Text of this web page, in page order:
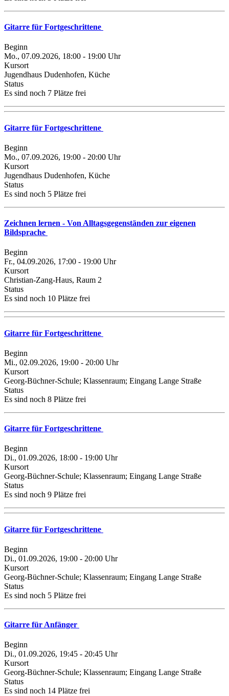
Gitarre für Fortgeschrittene
Beginn
Mo., 07.09.2026, 18:00 - 19:00 Uhr
Kursort
Jugendhaus Dudenhofen, Küche
Status
Es sind noch 7 Plätze frei
Gitarre für Fortgeschrittene
Beginn
Mo., 07.09.2026, 19:00 - 20:00 Uhr
Kursort
Jugendhaus Dudenhofen, Küche
Status
Es sind noch 5 Plätze frei
Zeichnen lernen - Von Alltagsgegenständen zur eigenen
Bildsprache
Beginn
Fr., 04.09.2026, 17:00 - 19:00 Uhr
Kursort
Christian-Zang-Haus, Raum 2
Status
Es sind noch 10 Plätze frei
Gitarre für Fortgeschrittene
Beginn
Mi., 02.09.2026, 19:00 - 20:00 Uhr
Kursort
Georg-Büchner-Schule; Klassenraum; Eingang Lange Straße
Status
Es sind noch 8 Plätze frei
Gitarre für Fortgeschrittene
Beginn
Di., 01.09.2026, 18:00 - 19:00 Uhr
Kursort
Georg-Büchner-Schule; Klassenraum; Eingang Lange Straße
Status
Es sind noch 9 Plätze frei
Gitarre für Fortgeschrittene
Beginn
Di., 01.09.2026, 19:00 - 20:00 Uhr
Kursort
Georg-Büchner-Schule; Klassenraum; Eingang Lange Straße
Status
Es sind noch 5 Plätze frei
Gitarre für Anfänger
Beginn
Di., 01.09.2026, 19:45 - 20:45 Uhr
Kursort
Georg-Büchner-Schule; Klassenraum; Eingang Lange Straße
Status
Es sind noch 14 Plätze frei